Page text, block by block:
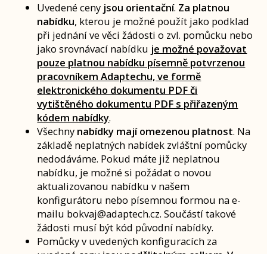
Uvedené ceny jsou orientační. Za platnou
nabídku, kterou je možné použít jako podklad
při jednání ve věci žádosti o zvl. pomůcku nebo
jako srovnávací nabídku je možné považovat
pouze platnou nabídku písemně potvrzenou
pracovníkem Adaptechu, ve formě
elektronického dokumentu PDF či
vytištěného dokumentu PDF s přiřazeným
kódem nabídky.
Všechny nabídky mají omezenou platnost. Na
základě neplatných nabídek zvláštní pomůcky
nedodáváme. Pokud máte již neplatnou
nabídku, je možné si požádat o novou
aktualizovanou nabídku v našem
konfigurátoru nebo písemnou formou na e-
mailu bokvaj@adaptech.cz. Součástí takové
žádosti musí být kód původní nabídky.
Pomůcky v uvedených konfiguracích za